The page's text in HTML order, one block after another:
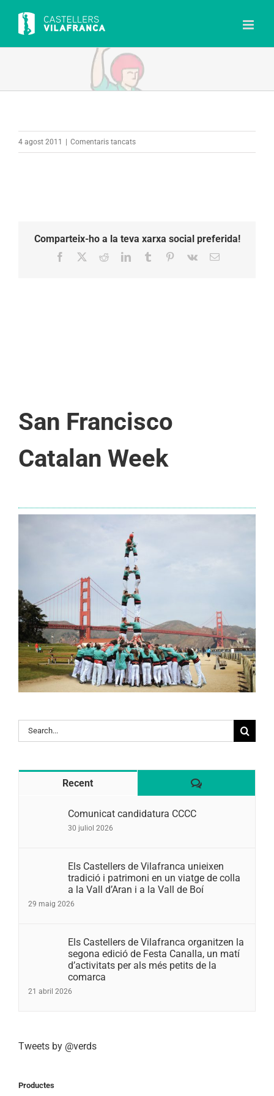
content
4 agost 2011 Comentaris tancatsa
Comparteix-ho a la teva xarxa social preferida!
Facebook RedditLinkedInTumblr Pinterest
Vk Email:
San Francisco
Catalan Week
Search
for:
Recent Comentaris
Comunicat candidatura CCCC
30 juliol 2026
Els Castellers de Vilafranca unieixen
tradició i patrimoni en un viatge de colla
a la Vall d’Aran i a la Vall de Boí
29 maig 2026
Els Castellers de Vilafranca organitzen la
segona edició de Festa Canalla, un matí
d’activitats per als més petits de la
comarca
21 abril 2026
Tweets by @verds
Productes